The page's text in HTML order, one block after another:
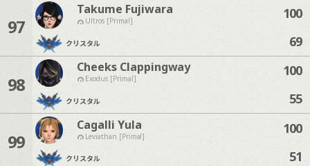
97
Takume Fujiwara
Ultros [Primal]
クリスタル
100
69
98
Cheeks Clappingway
Exodus [Primal]
クリスタル
100
55
99
Cagalli Yula
Leviathan [Primal]
クリスタル
100
51